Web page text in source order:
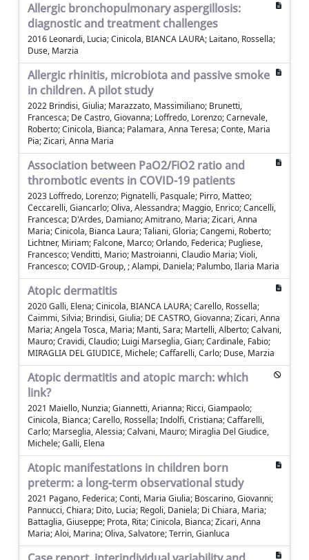
Allergic bronchopulmonary aspergillosis:
diagnostic and treatment challenges
2016 Leonardi, Lucia; Cinicola, BIANCA LAURA; Laitano, Rossella;
Duse, Marzia
Allergic rhinitis, microbiota and passive smoke
in children. A pilot study
2022 Brindisi, Giulia; Marazzato, Massimiliano; Brunetti,
Francesca; De Castro, Giovanna; Loffredo, Lorenzo; Carnevale,
Roberto; Cinicola, Bianca; Palamara, Anna Teresa; Conte, Maria
Pia; Zicari, Anna Maria
Association between PaO2/FiO2 ratio and
thrombotic events in COVID-19 patients
2023 Loffredo, Lorenzo; Pignatelli, Pasquale; Pirro, Matteo;
Ceccarelli, Giancarlo; Oliva, Alessandra; Maggio, Enrico; Cancelli,
Francesca; D'Ardes, Damiano; Amitrano, Maria; Zicari, Anna
Maria; Cinicola, Bianca Laura; Taliani, Gloria; Cangemi, Roberto;
Lichtner, Miriam; Falcone, Marco; Orlando, Federica; Pugliese,
Francesco; Venditti, Mario; Mastroianni, Claudio Maria; Violi,
Francesco; COVID-Group, ; Alampi, Daniela; Palumbo, Ilaria Maria
Atopic dermatitis
2020 Galli, Elena; Cinicola, BIANCA LAURA; Carello, Rossella;
Caimmi, Silvia; Brindisi, Giulia; DE CASTRO, Giovanna; Zicari, Anna
Maria; Angela Tosca, Maria; Manti, Sara; Martelli, Alberto; Calvani,
Mauro; Cravidi, Claudio; Luigi Marseglia, Gian; Cardinale, Fabio;
MIRAGLIA DEL GIUDICE, Michele; Caffarelli, Carlo; Duse, Marzia
Atopic dermatitis and atopic march: which
link?
2021 Maiello, Nunzia; Giannetti, Arianna; Ricci, Giampaolo;
Cinicola, Bianca; Carello, Rossella; Indolfi, Cristiana; Caffarelli,
Carlo; Marseglia, Alessia; Calvani, Mauro; Miraglia Del Giudice,
Michele; Galli, Elena
Atopic manifestations in children born
preterm: a long-term observational study
2021 Pagano, Federica; Conti, Maria Giulia; Boscarino, Giovanni;
Pannucci, Chiara; Dito, Lucia; Regoli, Daniela; Di Chiara, Maria;
Battaglia, Giuseppe; Prota, Rita; Cinicola, Bianca; Zicari, Anna
Maria; Aloi, Marina; Oliva, Salvatore; Terrin, Gianluca